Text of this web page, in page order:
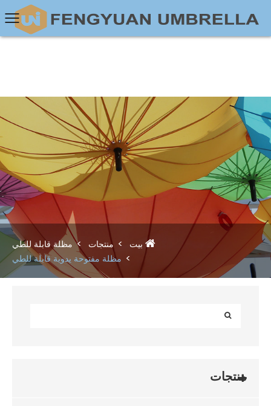
بيت منتجات
مظلة قابلة للطي
مظلة مفتوحة يدوية قابلة للطي
منتجات